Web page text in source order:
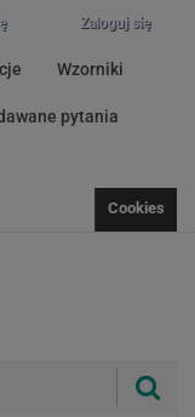
Zaloguj się
Wzorniki
pytania
Cookies